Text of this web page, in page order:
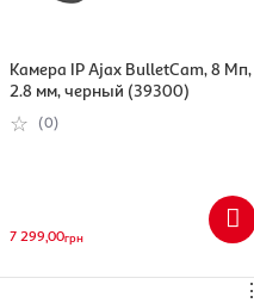
Камера IP Ajax BulletCam, 8 Мп,
2.8 мм, черный (39300)
(0)
7 299,00грн
⋮